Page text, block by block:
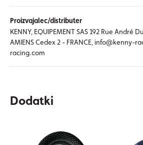
Proizvajalec/distributer
KENNY, EQUIPEMENT SAS 192 Rue André
AMIENS Cedex 2 - FRANCE, info@kenny-
racing.com
Dodatki